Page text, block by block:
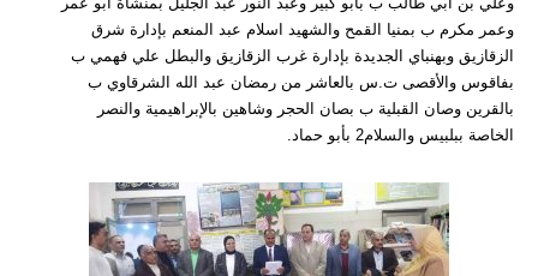
وعمر مكرم ب بمنيا القمح والشهيد اسلام عبد المنعم بإدارة شرق
الزقازيق وبهنباي الجديدة بإدارة غرب الزقازيق والبطل علي فهمي ب
بفاقوس والأقصى ت.س بالعاشر من رمضان عبد الله الشرقاوي ب
بالقرين وصان القبلية ب بصان الحجر وشاهين بالإبراهيمية والنصر
الخاصة ببلبيس والسلام2 بأبو حماد.